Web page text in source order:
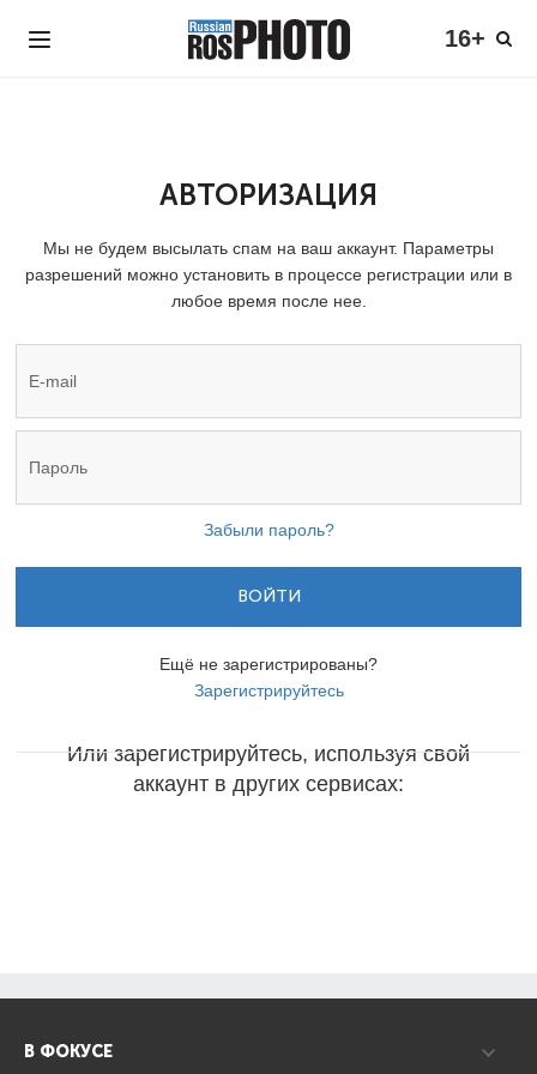
16+
АВТОРИЗАЦИЯ
Мы не будем высылать спам на ваш аккаунт. Параметры
разрешений можно установить в процессе регистрации или в
любое время после нее.
Забыли пароль?
ВОЙТИ
Ещё не зарегистрированы?
Зарегистрируйтесь
Или зарегистрируйтесь, используя свой
аккаунт в других сервисах:
В ФОКУСЕ